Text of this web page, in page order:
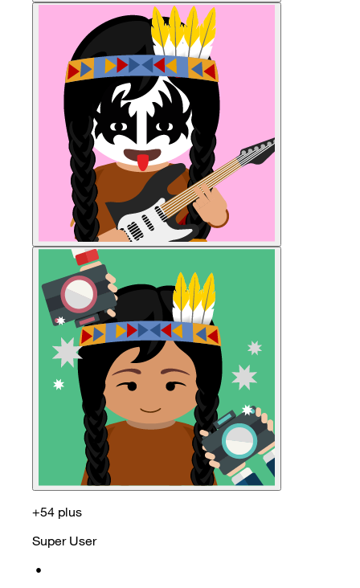
+54 plus
Super User
•